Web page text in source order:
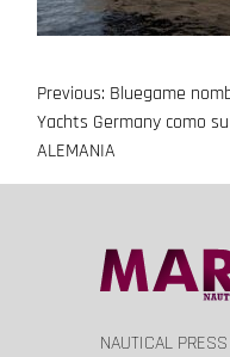
Navegación
de
entradas
Previous: Bluegame
Yachts Germany como
ALEMANIA
NAUTICAL PRESS